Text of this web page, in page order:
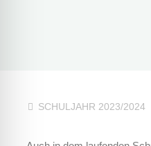
SCHULJAHR 2023/2024